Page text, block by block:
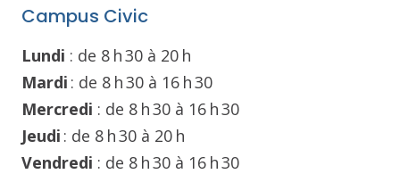
Campus Civic
Lundi : de 8 h 30 à 20 h
Mardi : de 8 h 30 à 16 h 30
Mercredi : de 8 h 30 à 16 h 30
Jeudi : de 8 h 30 à 20 h
Vendredi : de 8 h 30 à 16 h 30